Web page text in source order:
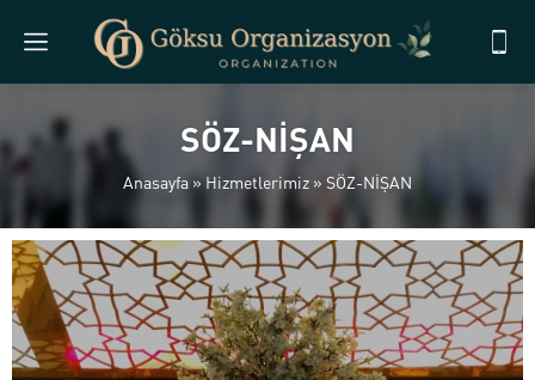
SÖZ-NİŞAN
Anasayfa »Hizmetlerimiz » SÖZ-NİŞAN